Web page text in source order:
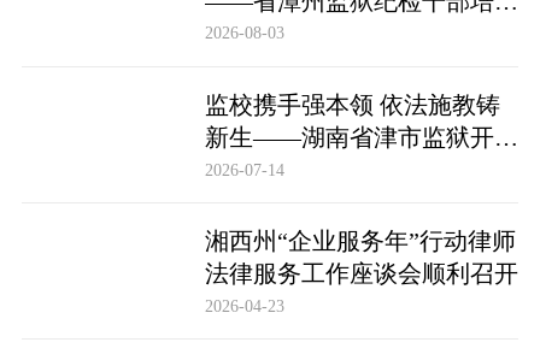
实现全覆盖
2026-08-03
监校携手强本领 依法施教铸
新生——湖南省津市监狱开展
基层警察教育改造专项技能培
2026-07-14
湘西州“企业服务年”行动律师
法律服务工作座谈会顺利召开
2026-04-23